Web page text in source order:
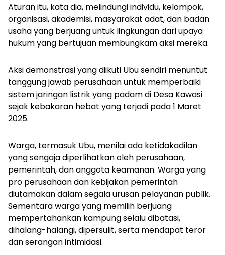
Aturan itu, kata dia, melindungi individu, kelompok,
organisasi, akademisi, masyarakat adat, dan badan
usaha yang berjuang untuk lingkungan dari upaya
hukum yang bertujuan membungkam aksi mereka.
Aksi demonstrasi yang diikuti Ubu sendiri menuntut
tanggung jawab perusahaan untuk memperbaiki
sistem jaringan listrik yang padam di Desa Kawasi
sejak kebakaran hebat yang terjadi pada 1 Maret
2025.
Warga, termasuk Ubu, menilai ada ketidakadilan
yang sengaja diperlihatkan oleh perusahaan,
pemerintah, dan anggota keamanan. Warga yang
pro perusahaan dan kebijakan pemerintah
diutamakan dalam segala urusan pelayanan publik.
Sementara warga yang memilih berjuang
mempertahankan kampung selalu dibatasi,
dihalang-halangi, dipersulit, serta mendapat teror
dan serangan intimidasi.